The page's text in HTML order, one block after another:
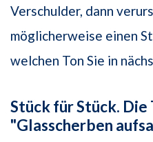
Verschulder, dann
möglicherweise einen
welchen Ton Sie in
Stück für Stück. Die
"Glasscherben